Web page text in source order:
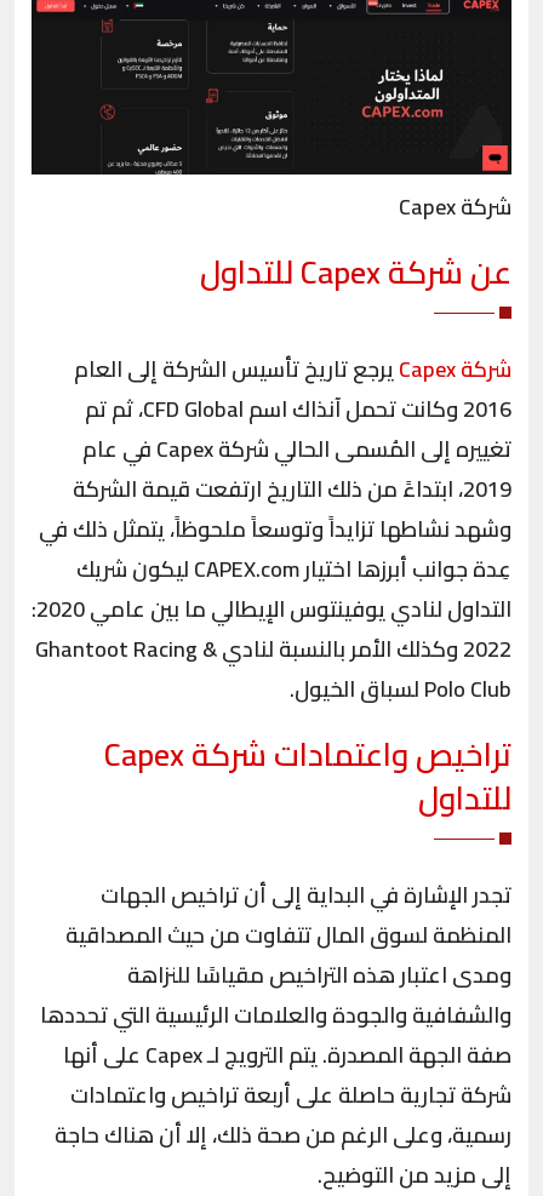
شركة Capex
عنشركةCapexللتداول
شركةCapex يرجع تاريخ تأسيس الشركة إلى العام
2016 وكانت تحمل آنذاك اسم CFD Global، ثم تم
تغييره إلى المُسمى الحالي شركة Capex في عام
2019، ابتداءً من ذلك التاريخ ارتفعت قيمة الشركة
وشهد نشاطها تزايداً وتوسعاً ملحوظاً، يتمثل ذلك في
عِدة جوانب أبرزها اختيار CAPEX.com ليكون شريك
التداول لنادي يوفينتوس الإيطالي ما بين عامي 2020:
2022 وكذلك الأمر بالنسبة لنادي Ghantoot Racing &
Polo Club لسباق الخيول.
تراخيص واعتمادات شركةCapex
للتداول
تجدر الإشارة في البداية إلى أن تراخيص الجهات
المنظمة لسوق المال تتفاوت من حيث المصداقية
ومدى اعتبار هذه التراخيص مقياسًا للنزاهة
والشفافية والجودة والعلامات الرئيسية التي تحددها
صفة الجهة المصدرة. يتم الترويج لـ Capex على أنها
شركة تجارية حاصلة على أربعة تراخيص واعتمادات
رسمية، وعلى الرغم من صحة ذلك، إلا أن هناك حاجة
إلى مزيد من التوضيح.